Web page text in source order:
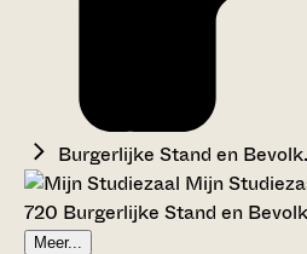
Burgerlijke Stand en
Mijn
720 Burgerlijke Stand en
Meer...